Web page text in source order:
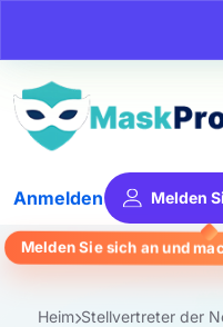
Anmelden Melden
Melden Sie sich an und
Heim Stellvertreter der